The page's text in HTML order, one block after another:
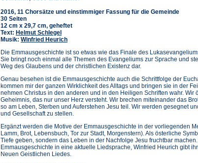
2016, 11 Chorsätze und einstimmiger Fassung für die Gemeinde
30 Seiten
12 cm x 29,7 cm, geheftet
Text: Helmut Schlegel
Musik: Winfried Heurich
Die Emmausgeschichte ist so etwas wie das Finale des
Sie bringt noch einmal alle Themen des Evangeliums zur Sprache und
Weg des Glaubens und der christlichen Existenz dar.
Genau besehen ist die Emmausgeschichte auch die Schrittfolge der
kommen mir der ganzen Wirklichkeit des Alltags und bringen sie in der
nehmen Christus in den anderen und in den Heiligen Schriften wahr. Wir
Geheimnis, das nur unser Herz versteht. Wir brechen miteinander das
so am Leben, Sterben und Auferstehen Jesu teil. Wir werden gesegnet
und Gesellschaft zu stellen.
Ergänzt werden die Motive der Emmausgeschichte in der vorliegenden
Lamm, Brot, Lebensbuch, Tor zur Stadt, Morgenstern). Als österliche
Tiefe geben, sondern das Leben in der Nachfolge Jesu fruchtbar
Emmausgeschichte in eine aktuelle Liedsprache, Winfried Heurich gibt
Neuen Geistlichen Liedes.